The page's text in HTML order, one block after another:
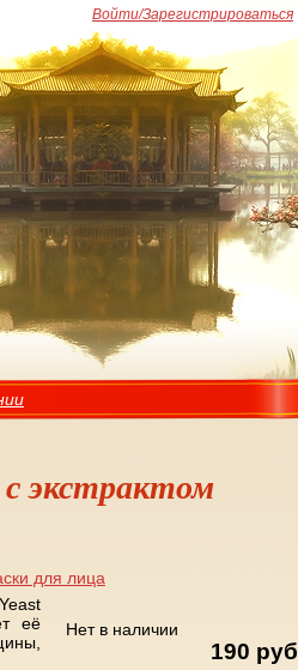
экстрактом
для лица
Нет в наличии
190 руб
её
Войти/Зарегистрироваться